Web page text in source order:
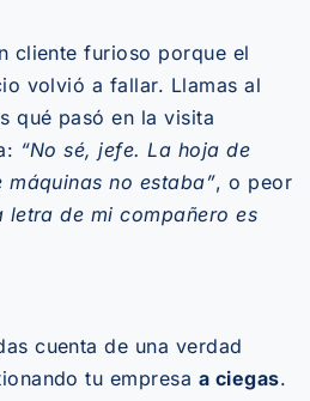
cliente furioso porque el
volvió a fallar. Llamas al
qué pasó en la visita
“No sé, jefe. La hoja de
no estaba”, o peor
letra de mi compañero es
cuenta de una verdad
tu empresa a ciegas.